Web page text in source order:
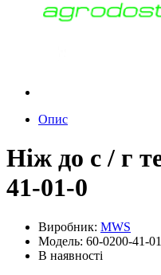
Опис
Ніж до с / г
41-01-0
Виробник: MWS
Модель: 60-0200-41-
В наявності